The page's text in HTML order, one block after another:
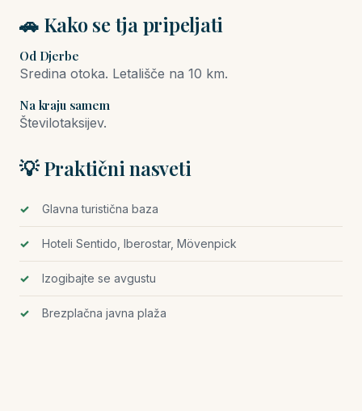
🚗 Kako se tja pripeljati
Od Djerbe
Sredina otoka. Letališče na 10 km.
Na kraju samem
Številotaksijev.
💡 Praktični nasveti
Glavna turistična baza
Hoteli Sentido, Iberostar, Mövenpick
Izogibajte se avgustu
Brezplačna javna plaža